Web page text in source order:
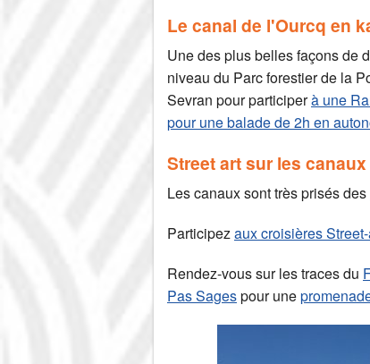
Le canal de l'Ourcq en
Une des plus belles façons de
niveau du Parc forestier de la
Sevran pour participerà une
pour une balade de 2h en
Street art sur les
Les canaux sont très prisés des
Participezaux croisières
Rendez-vous sur les traces du
Pas Sagespour une